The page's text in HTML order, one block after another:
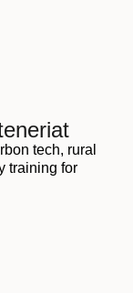
tech, rural
training for